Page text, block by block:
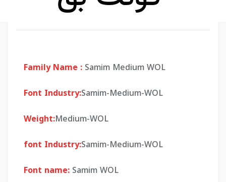
Family Name :Samim Medium WOL
Font Industry:Samim-Medium-WOL
Weight:Medium-WOL
font Industry:Samim-Medium-WOL
Font name:Samim WOL